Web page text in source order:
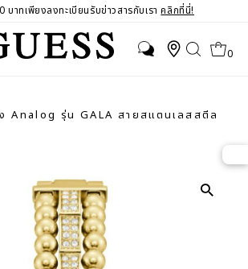
บาทเพียงลงทะเบียนรับข่าวสารกับเราคลิกที่นี่!
0
Analog รุ่น GALA สายสแตนเลสสตีล